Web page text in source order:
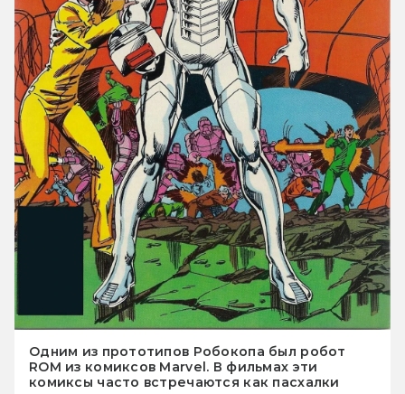
Одним из прототипов Робокопа был робот
ROM из комиксов Marvel. В фильмах эти
комиксы часто встречаются как пасхалки